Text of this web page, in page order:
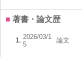
■ 著書・論文歴
1. 2026/03/1
5
論文